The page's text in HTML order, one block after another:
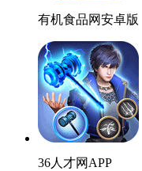
有机食品网安卓版
36人才网APP